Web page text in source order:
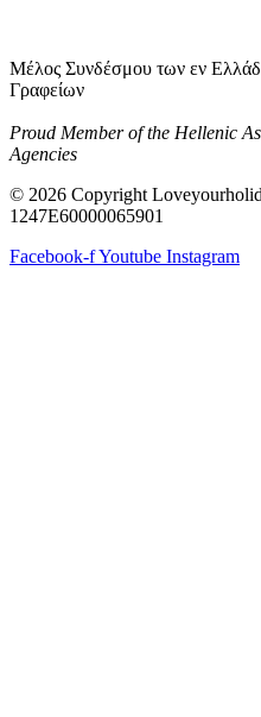
Μέλος Συνδέσμου των εν
Γραφείων
Proud Member of the Hellenic
Agencies
© 2026 Copyright
1247Ε60000065901
Facebook-fYoutube Instagram